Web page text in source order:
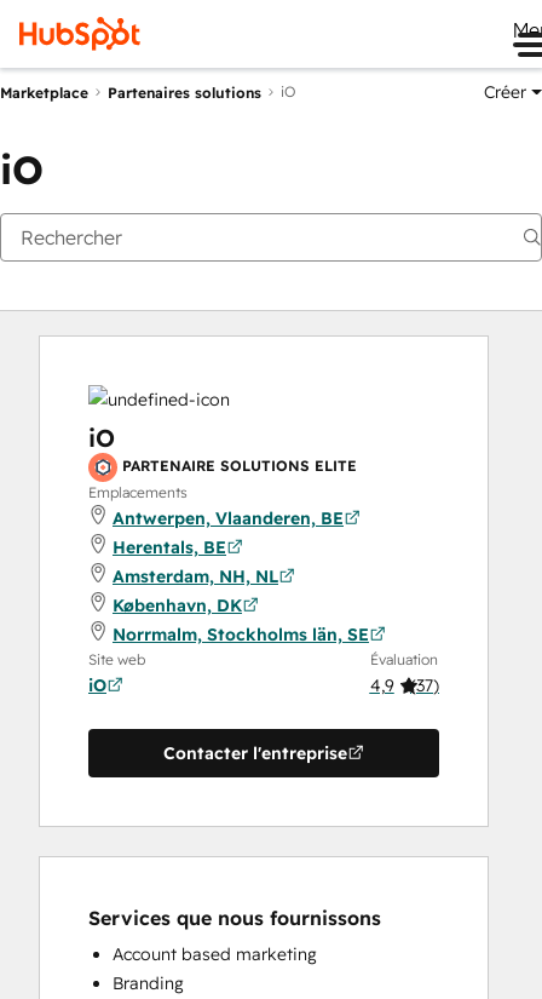
Marketplace Partenaires solutions iO Créer
iO
iO
PARTENAIRE SOLUTIONS ELITE
Emplacements
Antwerpen, Vlaanderen, BE
Herentals, BE
Amsterdam, NH, NL
København, DK
Norrmalm, Stockholms län, SE
Site web
iO
Évaluation
4,9 (37)
Contacter l'entreprise
Services que nous fournissons
Account based marketing
Branding